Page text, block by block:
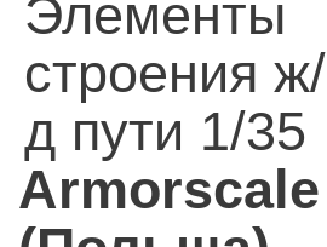
Элементы
строения ж/
д пути 1/35
Armorscale